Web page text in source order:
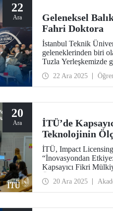
22
Ara
Geleneksel
Fahri Doktora
İstanbul Teknik
geleneklerinden biri
Tuzla Yerleşkemizde
buluşmasında,
Müh. Fahrettin
22 Ara 2025
20
Ara
İTÜ’de
Teknolojinin
Çalıştay
İTÜ, Impact
“İnovasyondan
Kapsayıcı Fikri
20 Ara 2025